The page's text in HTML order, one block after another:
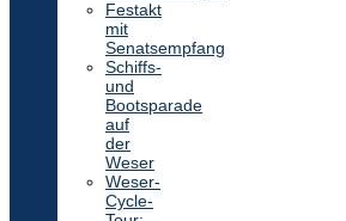
Festakt
mit
Senatsempfang
Schiffs-
und
Bootsparade
auf
der
Weser
Weser-
Cycle-